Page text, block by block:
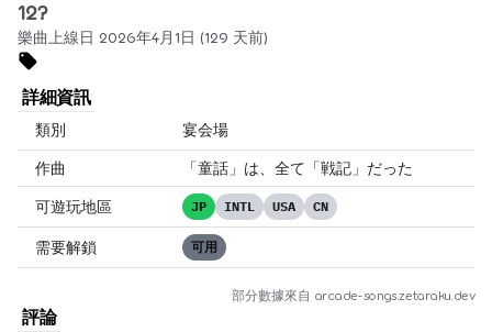
12?
樂曲上線日 2026年4月1日 (129 天前)
詳細資訊
類別 宴会場
作曲 「童話」は、全て「戦記」だった
可遊玩地區 JP INTL USA CN
需要解鎖 可用
部分數據來自 arcade-songs.zetaraku.dev
評論